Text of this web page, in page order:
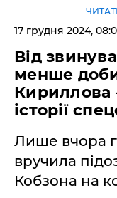
17 грудня 2024,
Від
менше
Кириллова
історії
Лише вчора
вручила
Кобзона на